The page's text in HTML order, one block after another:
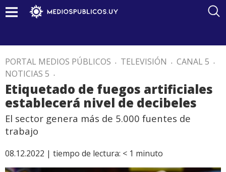
PORTAL MEDIOS PÚBLICOS . TELEVISIÓN . CANAL 5 .
NOTICIAS 5 .
Etiquetado de fuegos artificiales
establecerá nivel de decibeles
El sector genera más de 5.000 fuentes de
trabajo
08.12.2022 | tiempo de lectura: < 1 minuto